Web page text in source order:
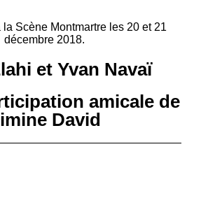
Scène Montmartre les 20 et 21
décembre 2018.
et Yvan Navaï
amicale de
David